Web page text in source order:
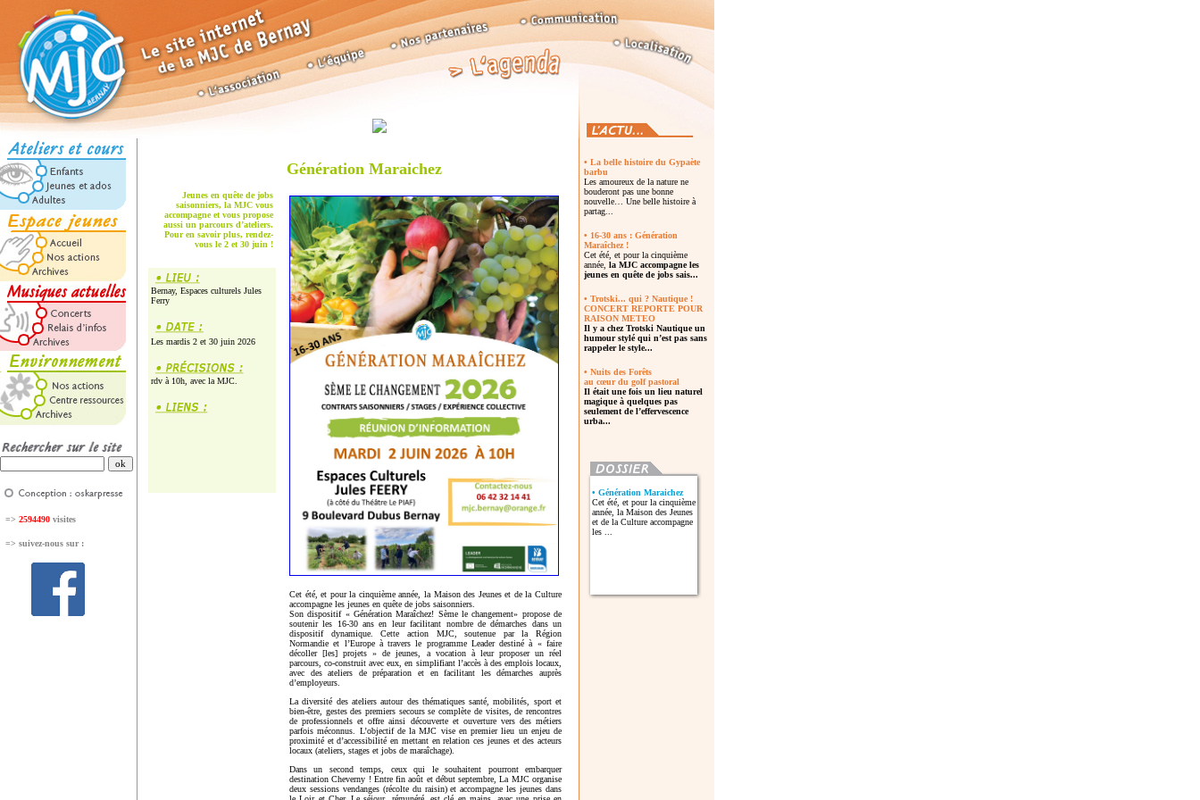
=> 2594490 visites
=> suivez-nous sur :
Jeunes en quête de jobs
saisonniers, la MJC vous
accompagne et vous propose
aussi un parcours d’ateliers.
Pour en savoir plus, rendez-
vous le 2 et 30 juin !
Bernay, Espaces culturels Jules
Ferry
Les mardis 2 et 30 juin 2026
rdv à 10h, avec la MJC.
Génération Maraichez
Cet été, et pour la cinquième année, la Maison des Jeunes et de la Culture
accompagne les jeunes en quête de jobs saisonniers.
Son dispositif « Génération Maraîchez! Sème le changement» propose de
soutenir les 16-30 ans en leur facilitant nombre de démarches dans un
dispositif dynamique. Cette action MJC, soutenue par la Région
Normandie et l’Europe à travers le programme Leader destiné à « faire
décoller [les] projets » de jeunes, a vocation à leur proposer un réel
parcours, co-construit avec eux, en simplifiant l’accès à des emplois locaux,
avec des ateliers de préparation et en facilitant les démarches auprès
d’employeurs.
La diversité des ateliers autour des thématiques santé, mobilités, sport et
bien-être, gestes des premiers secours se complète de visites, de rencontres
de professionnels et offre ainsi découverte et ouverture vers des métiers
parfois méconnus. L’objectif de la MJC vise en premier lieu un enjeu de
proximité et d’accessibilité en mettant en relation ces jeunes et des acteurs
locaux (ateliers, stages et jobs de maraîchage).
Dans un second temps, ceux qui le souhaitent pourront embarquer
destination Cheverny ! Entre fin août et début septembre, La MJC organise
deux sessions vendanges (récolte du raisin) et accompagne les jeunes dans
• La belle histoire du Gypaète
barbu
Les amoureux de la nature ne
bouderont pas une bonne
nouvelle… Une belle histoire à
partag...
• 16-30 ans : Génération
Maraîchez !
Cet été, et pour la cinquième
année, la MJC accompagne les
jeunes en quête de jobs sais...
• Trotski... qui ? Nautique !
CONCERT REPORTE POUR
RAISON METEO
Il y a chezTrotski Nautique un
humour styléqui n’est pas sans
rappeler le style...
• Nuits des Forêts
au cœur du golf pastoral
Il était une fois un lieu naturel
magique à quelques pas
seulement de l’effervescence
urba...
• Génération Maraichez
Cet été, et pour la cinquième
année, la Maison des Jeunes
et de la Culture accompagne
les ...